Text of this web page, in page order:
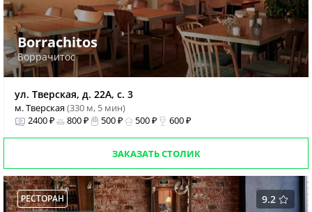
Borrachitos
Боррачитос
ул. Тверская, д. 22А, с. 3
м. Тверская(330 м, 5 мин)
2400 ₽
800 ₽ 500 ₽ 500 ₽ 600 ₽
ЗАКАЗАТЬ СТОЛИК
9.2
РЕСТОРАН